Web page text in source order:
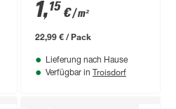
1,15 €/ m²
22,99 € / Pack
Lieferung nach Hause
Verfügbar in Troisdorf